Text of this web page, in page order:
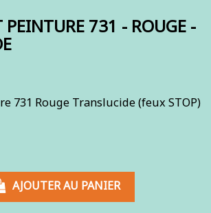
PEINTURE 731 - ROUGE -
731 Rouge Translucide (feux STOP)
AJOUTER AU PANIER